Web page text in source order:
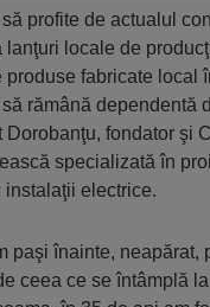
profite de actualul
lanţuri locale de
produse fabricate local
rămână dependentă
fondator şi
specializată în
electrice.
paşi înainte, neapărat,
ceea ce se întâmplă